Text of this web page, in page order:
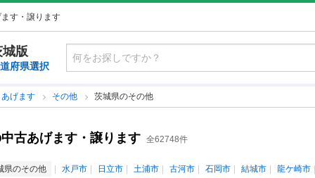
す・譲ります
城版
府県選択
げます その他 茨城県のその他
古あげます・譲ります 全62748件
県のその他 水戸市 日立市 土浦市 古河市 石岡市 結城市 龍ケ崎市